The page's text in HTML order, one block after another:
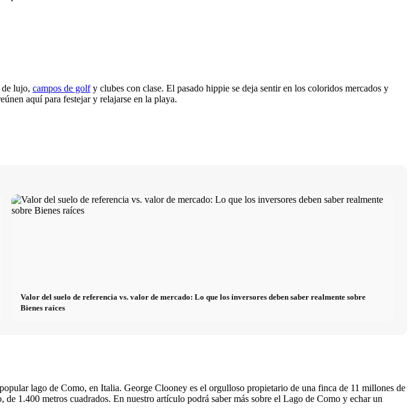
de lujo, campos de golfy clubes con clase. El pasado hippie se deja sentir en los coloridos mercados y
aquí para festejar y relajarse en la playa.
Valor del suelo de referencia vs. valor de mercado: Lo que los inversores deben saber realmente sobre
Bienes raíces
lago de Como, en Italia. George Clooney es el orgulloso propietario de una finca de 11 millones de
1.400 metros cuadrados. En nuestro artículo podrá saber más sobre el Lago de Como y echar un